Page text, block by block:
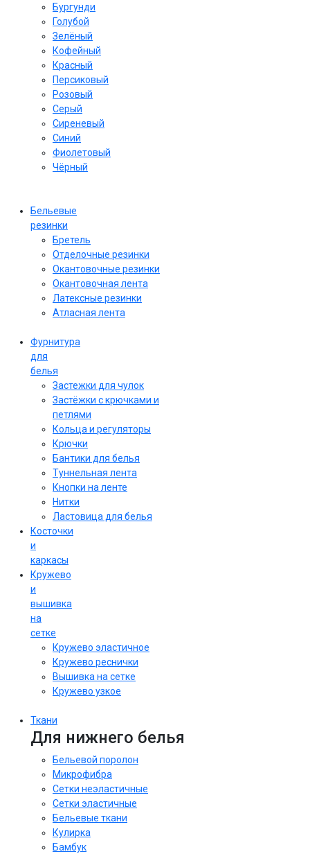
Бургунди
Голубой
Зелёный
Кофейный
Красный
Персиковый
Розовый
Серый
Сиреневый
Cиний
Фиолетовый
Чёрный
Бельевые
резинки
Бретель
Отделочные резинки
Окантовочные резинки
Окантовочная лента
Латексные резинки
Атласная лента
Фурнитура
для
белья
Застежки для чулок
Застёжки с крючками и
петлями
Кольца и регуляторы
Крючки
Бантики для белья
Туннельная лента
Кнопки на ленте
Нитки
Ластовица для белья
Косточки
и
каркасы
Кружево
и
вышивка
на
сетке
Кружево эластичное
Кружево реснички
Вышивка на сетке
Кружево узкое
Ткани
Для нижнего белья
Бельевой поролон
Микрофибра
Сетки неэластичные
Сетки эластичные
Бельевые ткани
Кулирка
Бамбук